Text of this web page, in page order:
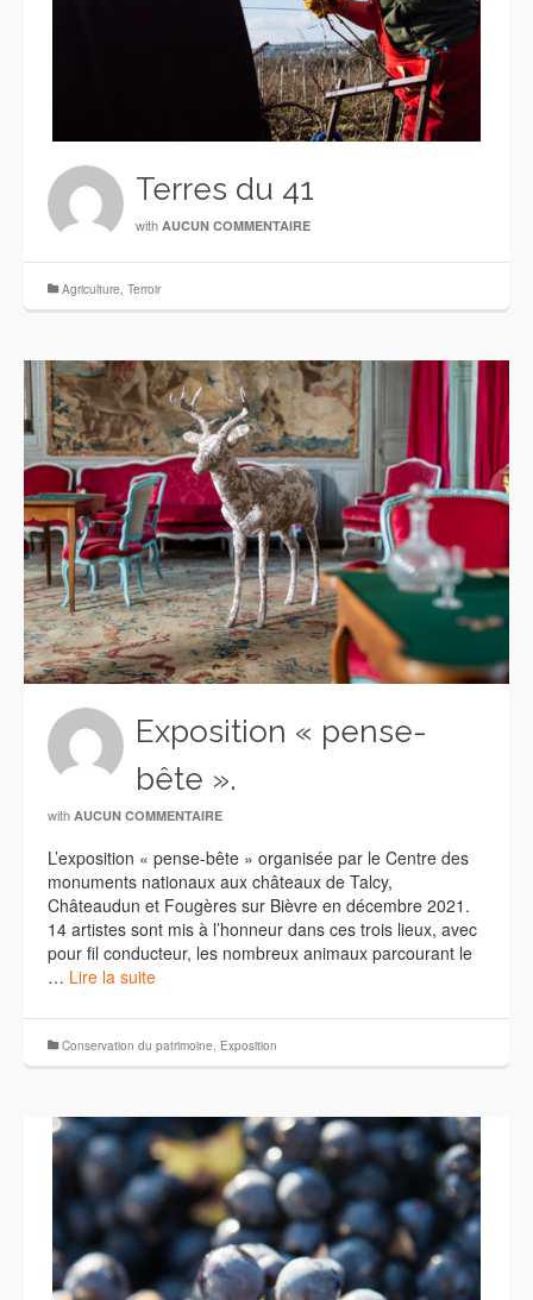
Terres du 41
with AUCUN COMMENTAIRE
Agriculture, Terroir
Exposition « pense-
bête ».
with AUCUN COMMENTAIRE
L’exposition « pense-bête » organisée par le Centre des
monuments nationaux aux châteaux de Talcy,
Châteaudun et Fougères sur Bièvre en décembre 2021.
14 artistes sont mis à l’honneur dans ces trois lieux, avec
pour fil conducteur, les nombreux animaux parcourant le
… Lire la suite
Conservation du patrimoine, Exposition